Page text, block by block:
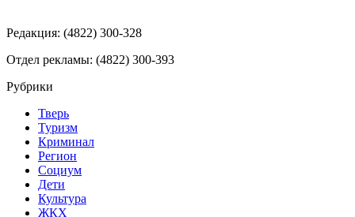
Редакция: (4822) 300-328
Отдел рекламы: (4822) 300-393
Рубрики
Тверь
Туризм
Криминал
Регион
Социум
Дети
Культура
ЖКХ